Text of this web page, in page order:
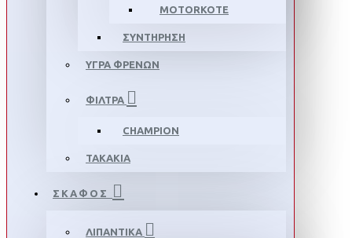
MOTORKOTE
ΣΥΝΤΗΡΗΣΗ
ΥΓΡΑ ΦΡΕΝΩΝ
ΦΙΛΤΡΑ
CHAMPION
ΤΑΚΑΚΙΑ
ΣΚΑΦΟΣ
ΛΙΠΑΝΤΙΚΑ